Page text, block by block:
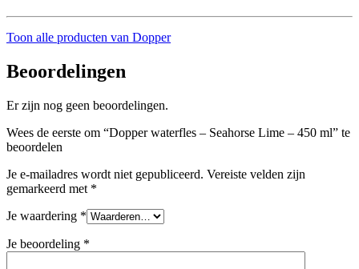
Toon alle producten van Dopper
Beoordelingen
Er zijn nog geen beoordelingen.
Wees de eerste om “Dopper waterfles – Seahorse Lime – 450 ml” te
beoordelen
Je e-mailadres wordt niet gepubliceerd. Vereiste velden zijn
gemarkeerd met *
Je waardering *
Je beoordeling *